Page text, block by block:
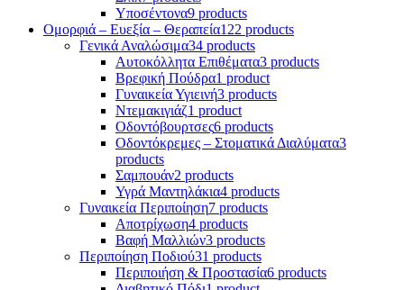
Υποσέντονα9 products
Ομορφιά – Ευεξία – Θεραπεία122 products
Γενικά Αναλώσιμα34 products
Αυτοκόλλητα Επιθέματα3 products
Βρεφική Πούδρα1 product
Γυναικεία Υγιεινή3 products
Ντεμακιγιάζ1 product
Οδοντόβουρτσες6 products
Οδοντόκρεμες – Στοματικά Διαλύματα3
products
Σαμπουάν2 products
Υγρά Μαντηλάκια4 products
Γυναικεία Περιποίηση7 products
Αποτρίχωση4 products
Βαφή Μαλλιών3 products
Περιποίηση Ποδιού31 products
Περιποιήση & Προστασία6 products